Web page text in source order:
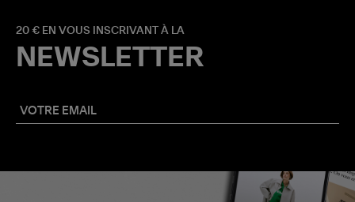
20 € EN VOUS INSCRIVANT À LA
NEWSLETTER